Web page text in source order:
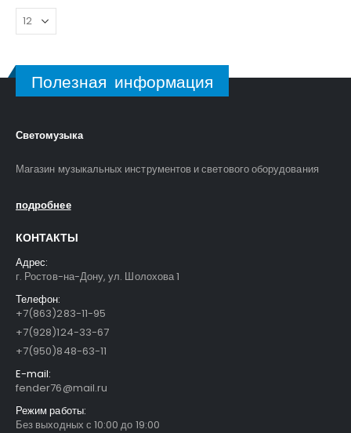
Полезная информация
Светомузыка
Магазин музыкальных инструментов и светового оборудования
подробнее
КОНТАКТЫ
Адрес:
г. Ростов-на-Дону, ул. Шолохова 1
Телефон:
+7(863)283-11-95
+7(928)124-33-67
+7(950)848-63-11
E-mail:
fender76@mail.ru
Режим работы:
Без выходных с 10:00 до 19:00